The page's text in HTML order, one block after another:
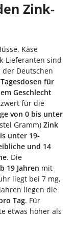
Zink-
Käse
Lieferanten sind
der Deutschen
Tagesdosen für
Geschlecht
für die
von 0 bis unter
Gramm)Zink
unter 19-
und 14
. Die
19 Jahren mit
liegt bei 7 mg,
liegen die
Tag. Für
etwas höher als